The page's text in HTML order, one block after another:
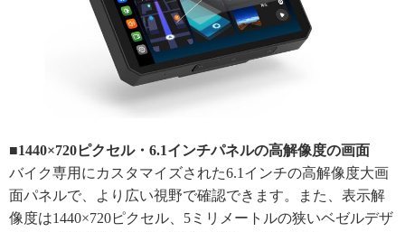
■1440×720ピクセル・6.1インチパネルの高解像度の画面
バイク専用にカスタマイズされた6.1インチの高解像度大画
面パネルで、より広い視野で確認できます。また、表示解
像度は1440×720ピクセル、5ミリメートルの狭いベゼルデザ